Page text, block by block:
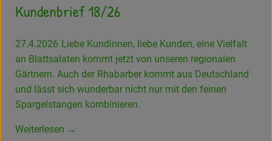
Kundenbrief 18/26
27.4.2026 Liebe Kundinnen, liebe Kunden, eine Vielfalt
an Blattsalaten kommt jetzt von unseren regionalen
Gärtnern. Auch der Rhabarber kommt aus Deutschland
und lässt sich wunderbar nicht nur mit den feinen
Spargelstangen kombinieren.
Weiterlesen →